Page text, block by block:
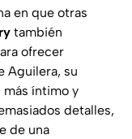
en que otras
también
ofrecer
Aguilera, su
más íntimo y
detalles,
de una